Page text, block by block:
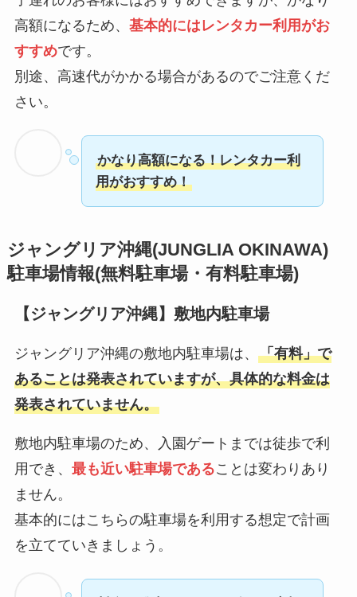
高額になるため、 基本的にはレンタカー利用がお
すすめです。
別途、高速代がかかる場合があるのでご注意くだ
さい。
かなり高額になる！レンタカー利
用がおすすめ！
ジャングリア沖縄(JUNGLIA OKINAWA)
駐車場情報(無料駐車場・有料駐車場)
【ジャングリア沖縄】敷地内駐車場
ジャングリア沖縄の敷地内駐車場は、 「有料」で
あることは発表されていますが、具体的な料金は
発表されていません。
敷地内駐車場のため、入園ゲートまでは徒歩で利
用でき、 最も近い駐車場であることは変わりあり
ません。
基本的にはこちらの駐車場を利用する想定で計画
を立てていきましょう。